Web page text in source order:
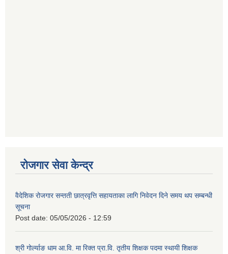
रोजगार सेवा केन्द्र
वैदेशिक रोजगार सन्तती छात्रवृत्ति सहायताका लागि निवेदन दिने समय थप सम्बन्धी
सूचना
Post date: 05/05/2026 - 12:59
श्री गोर्ल्याङ धाम आ.वि. मा रिक्त प्रा.वि. तृतीय शिक्षक पदमा स्थायी शिक्षक